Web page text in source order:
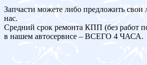
Запчасти можете либо предложить свои
нас.
Средний срок ремонта КПП (без работ
в нашем автосервисе – ВСЕГО 4 ЧАСА.